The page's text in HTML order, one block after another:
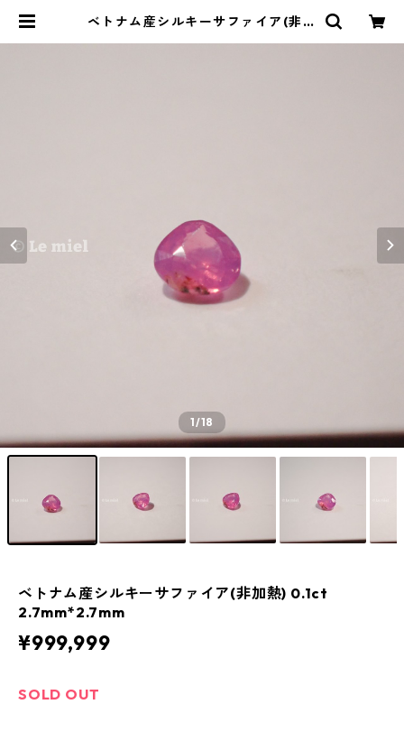
ベトナム産シルキーサファイア(非加
1/18
ベトナム産シルキーサファイア(非加熱) 0.1ct
2.7mm*2.7mm
¥999,999
SOLD OUT